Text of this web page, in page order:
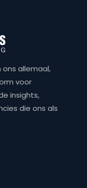
allemaal,
voor
insights,
die ons als